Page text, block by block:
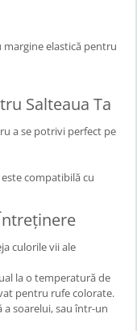
margine elastică pentru
Salteaua Ta
a se potrivi perfect pe
compatibilă cu
culorile vii ale
la o temperatură de
pentru rufe colorate.
a soarelui, sau într-un